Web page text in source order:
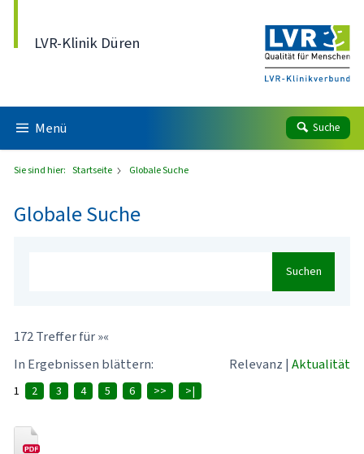
LVR-Klinik Düren
Menü Suche
Sie sind hier: Startseite Globale Suche
Globale Suche
Suchen
172 Treffer für »«
In Ergebnissen blättern:
Relevanz | Aktualität
1 2 3 4 5 6 >> >|